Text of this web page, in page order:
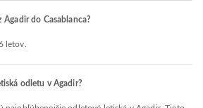
do Casablanca?
letov.
odletu v Agadir?